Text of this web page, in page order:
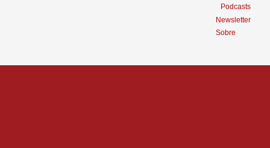
Podcasts
Newsletter
Sobre